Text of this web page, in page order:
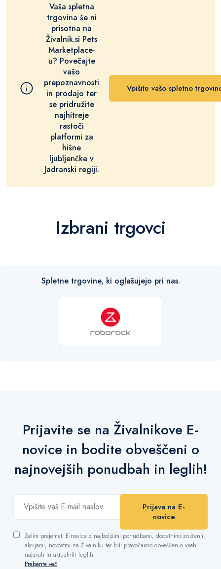
Vaša spletna
trgovina še ni
prisotna na
Živalnik.si Pets
Marketplace-
u? Povečajte
vašo
prepoznavnosti
in prodajo ter
se pridružite
najhitreje
rastoči
platformi za
hišne
ljubljenčke v
Jadranski regiji.
Vpišite vašo spletno
Izbrani trgovci
Spletne trgovine, ki oglašujejo pri nas.
Prijavite se na Živalnikove E-
novice in bodite obveščeni o
najnovejših ponudbah in leglih!
Prijava na E-
novice
Želim prejemati E-novice z najboljšimi ponudbami, dodatnimi znižanji,
akcijami, novostmi na Živalniku ter biti pravočasno obveščen o vseh
najavah in aktualnih leglih.
Preberite več